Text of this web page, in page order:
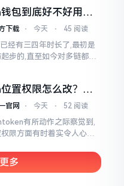
的人包到底好不好用？
真实体验
下载 ⋅ 今天 ⋅ 45 阅读
经有三四年时长了,最初是
步的,直至如今对多链都有
置权限怎么改？手
定
官网 ⋅ 今天 ⋅ 52 阅读
有所动作之际察觉到,
限方面有时着实令人心生
我呈现出一脸茫然不知所措
多